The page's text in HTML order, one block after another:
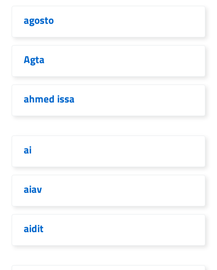
agosto
Agta
ahmed issa
ai
aiav
aidit